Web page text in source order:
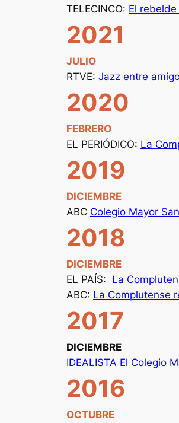
TELECINCO: El
2021
JULIO
RTVE: Jazz entre
2020
FEBRERO
EL PERIÓDICO: La
2019
DICIEMBRE
ABC Colegio Mayor
2018
DICIEMBRE
EL PAÍS: La
ABC: La Complutense
2017
DICIEMBRE
IDEALISTA El Colegio
2016
OCTUBRE